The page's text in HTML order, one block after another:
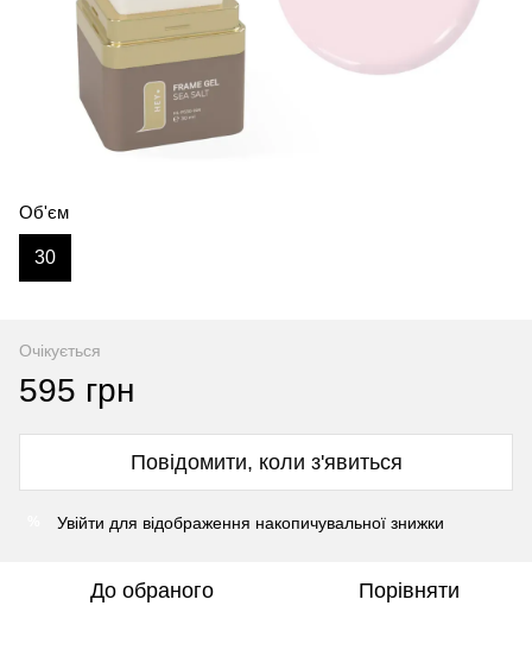
Об'єм
30
Очікується
595 грн
Повідомити, коли з'явиться
Увійти для відображення накопичувальної знижки
До обраного Порівняти